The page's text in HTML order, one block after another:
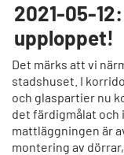
2021-05-
upploppet!
Det märks att vi
stadshuset. I
och glaspartier nu
det färdigmålat och
mattläggningen är
montering av